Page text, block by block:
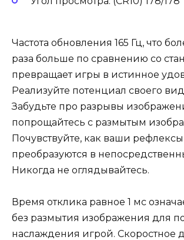
Частота обновления 165 Гц, что
раза больше по сравнению со
превращает игры в истинное
Реализуйте потенциал своего
Забудьте про разрывы
попрощайтесь с размытым
Почувствуйте, как ваши рефлексы
преобразуются в
Никогда не оглядывайтесь.
Время отклика равное 1 мс
без размытия изображения для
наслаждения игрой. Скоростное